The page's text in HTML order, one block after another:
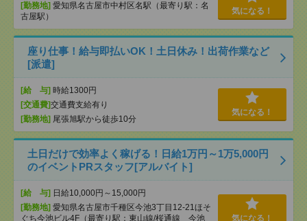
[勤務地] 愛知県名古屋市中村区名駅（最寄り駅：名
古屋駅）
気になる！
座り仕事！給与即払いOK！土日休み！出荷作業など
[派遣]
[給 与] 時給1300円
[交通費]交通費支給有り
[勤務地] 尾張旭駅から徒歩10分
気になる！
土日だけで効率よく稼げる！日給1万円～1万5,000円
のイベントPRスタッフ[アルバイト]
[給 与] 日給10,000円～15,000円
[勤務地] 愛知県名古屋市千種区今池3丁目12-21ほそ
ぐち今池ビル4F（最寄り駅：東山線/桜通線 今池
気になる！